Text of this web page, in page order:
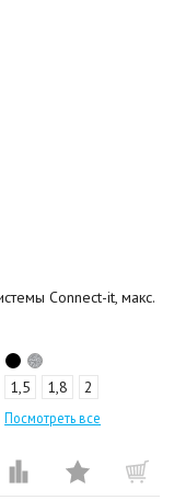
Connect-it, макс.
1,5 1,8 2
Посмотреть все